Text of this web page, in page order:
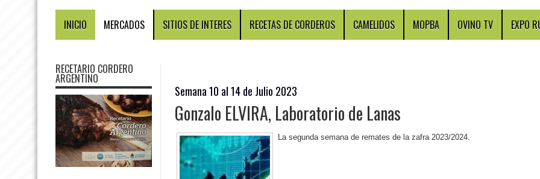
INICIO MERCADOS SITIOS DE INTERES RECETAS DE CORDEROS CAMELIDOS MOPBA OVINO TV EXPO
Semana 10 al 14 de Julio 2023
Gonzalo ELVIRA, Laboratorio de Lanas
La segunda semana de remates de la zafra 2023/2024.
RECETARIO CORDERO
ARGENTINO